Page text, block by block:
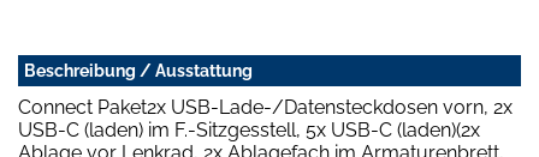
Beschreibung / Ausstattung
Connect Paket2x USB-Lade-/Datensteckdosen vorn, 2x
USB-C (laden) im F.-Sitzgesstell, 5x USB-C (laden)(2x